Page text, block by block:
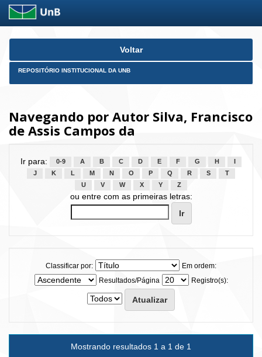
Skip
Voltar
REPOSITÓRIO INSTITUCIONAL DA UNB
Navegando por Autor Silva, Francisco
de Assis Campos da
Ir para: 0-9 A B C D E F G H
J
K L M N O P Q R S
T
U
V W X Y Z
ou entre com as primeiras letras:
Classificar por:
Em ordem:
Resultados/Página
Registro(s):
Mostrando resultados 1 a 1 de 1